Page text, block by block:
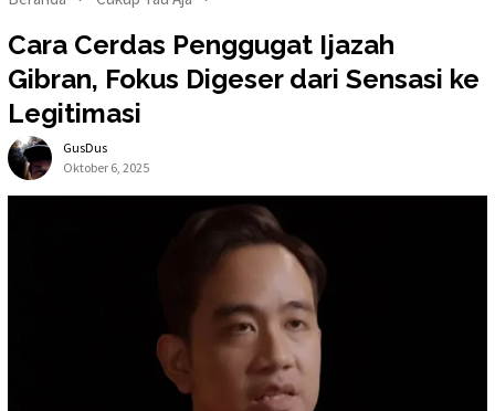
Cara Cerdas Penggugat Ijazah
Gibran, Fokus Digeser dari Sensasi ke
Legitimasi
GusDus
Oktober 6, 2025